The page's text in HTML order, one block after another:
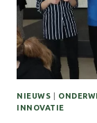
NIEUWS
INNOVATIE